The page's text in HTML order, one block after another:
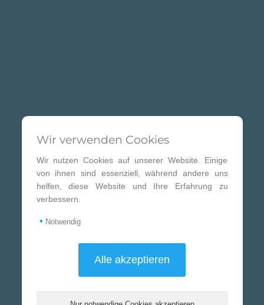
Wir verwenden Cookies
Wir nutzen Cookies auf unserer Website. Einige
von ihnen sind essenziell, während andere uns
helfen, diese Website und Ihre Erfahrung zu
verbessern.
• Notwendig